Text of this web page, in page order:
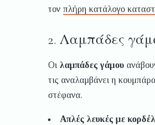
τον πλήρη κατάλογο
2. Λαμπάδες
Οι λαμπάδες γάμου
τις αναλαμβάνει η
στέφανα.
Απλές λευκές με